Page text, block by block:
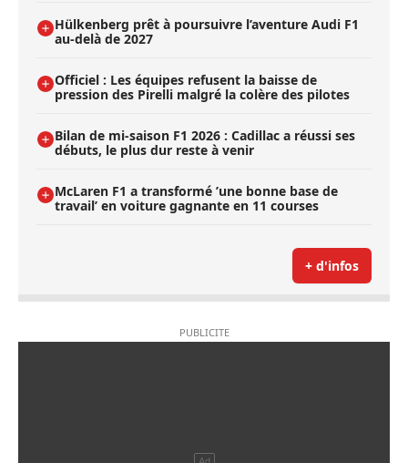
Hülkenberg prêt à poursuivre l’aventure Audi F1
au-delà de 2027
Officiel : Les équipes refusent la baisse de
pression des Pirelli malgré la colère des pilotes
Bilan de mi-saison F1 2026 : Cadillac a réussi ses
débuts, le plus dur reste à venir
McLaren F1 a transformé ’une bonne base de
travail’ en voiture gagnante en 11 courses
+ d'infos